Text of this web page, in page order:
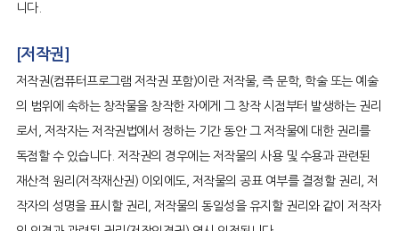
니다.
[저작권]
저작권(컴퓨터프로그램 저작권 포함)이란 저작물, 즉 문학, 학술 또는 예술
의 범위에 속하는 창작물을 창작한 자에게 그 창작 시점부터 발생하는 권리
로서, 저작자는 저작권법에서 정하는 기간 동안 그 저작물에 대한 권리를
독점할 수 있습니다. 저작권의 경우에는 저작물의 사용 및 수용과 관련된
재산적 원리(저작재산권) 이외에도, 저작물의 공표 여부를 결정할 권리, 저
작자의 성명을 표시할 권리, 저작물의 동일성을 유지할 권리와 같이 저작자